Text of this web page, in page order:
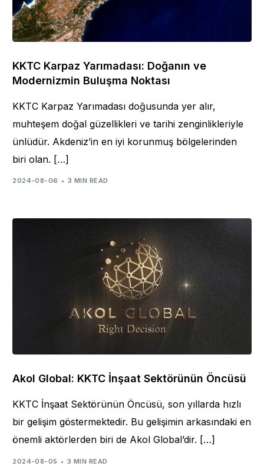
KKTC Karpaz Yarımadası: Doğanın ve
Modernizmin Buluşma Noktası
KKTC Karpaz Yarımadası doğusunda yer alır,
muhteşem doğal güzellikleri ve tarihi zenginlikleriyle
ünlüdür. Akdeniz’in en iyi korunmuş bölgelerinden
biri olan. […]
2024-08-06 3 MIN READ
Akol Global: KKTC İnşaat Sektörünün Öncüsü
KKTC İnşaat Sektörünün Öncüsü, son yıllarda hızlı
bir gelişim göstermektedir. Bu gelişimin arkasındaki en
önemli aktörlerden biri de Akol Global’dir. […]
2024-08-05 3 MIN READ